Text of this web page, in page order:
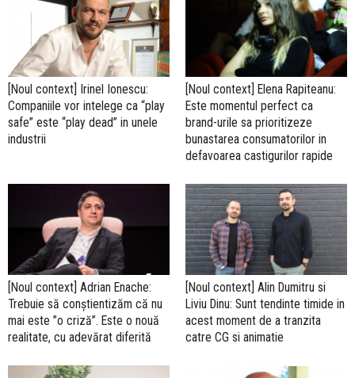
[Noul context] Irinel Ionescu:
Companiile vor intelege ca “play
safe” este “play dead” in unele
industrii
[Noul context] Elena Rapiteanu:
Este momentul perfect ca
brand-urile sa prioritizeze
bunastarea consumatorilor in
defavoarea castigurilor rapide
[Noul context] Adrian Enache:
Trebuie să conștientizăm că nu
mai este ”o criză”. Este o nouă
realitate, cu adevărat diferită
[Noul context] Alin Dumitru si
Liviu Dinu: Sunt tendinte timide in
acest moment de a tranzita
catre CG si animatie